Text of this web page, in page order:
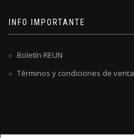
INFO IMPORTANTE
Boletín REUN
Términos y condiciones de venta